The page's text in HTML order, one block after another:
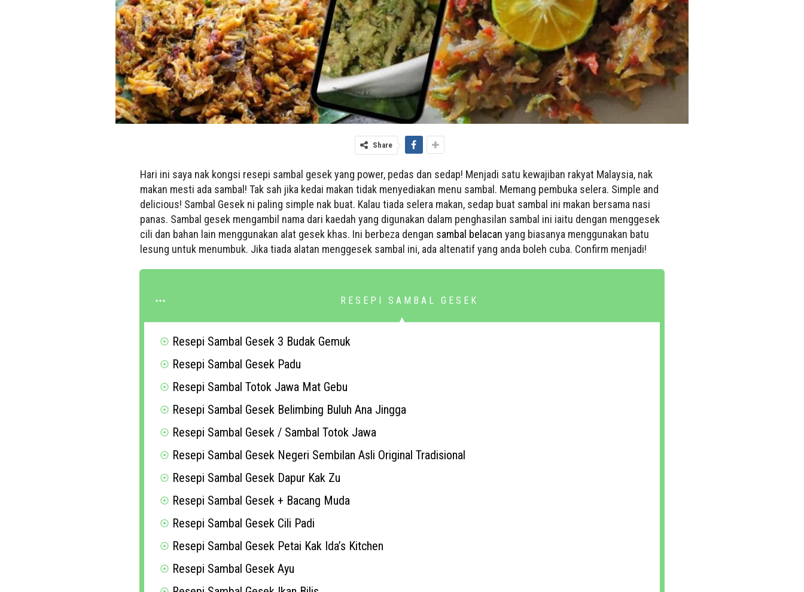
Share
Hari ini saya nak kongsi resepi sambal gesek yang power, pedas dan sedap! Menjadi satu kewajiban rakyat Malaysia, nak
makan mesti ada sambal! Tak sah jika kedai makan tidak menyediakan menu sambal. Memang pembuka selera. Simple and
delicious! Sambal Gesek ni paling simple nak buat. Kalau tiada selera makan, sedap buat sambal ini makan bersama nasi
panas. Sambal gesek mengambil nama dari kaedah yang digunakan dalam penghasilan sambal ini iaitu dengan menggesek
cili dan bahan lain menggunakan alat gesek khas. Ini berbeza dengan sambal belacan yang biasanya menggunakan batu
lesung untuk menumbuk. Jika tiada alatan menggesek sambal ini, ada altenatif yang anda boleh cuba. Confirm menjadi!
RESEPI SAMBAL GESEK
Resepi Sambal Gesek 3 Budak Gemuk
Resepi Sambal Gesek Padu
Resepi Sambal Totok Jawa Mat Gebu
Resepi Sambal Gesek Belimbing Buluh Ana Jingga
Resepi Sambal Gesek / Sambal Totok Jawa
Resepi Sambal Gesek Negeri Sembilan Asli Original Tradisional
Resepi Sambal Gesek Dapur Kak Zu
Resepi Sambal Gesek + Bacang Muda
Resepi Sambal Gesek Cili Padi
Resepi Sambal Gesek Petai Kak Ida’s Kitchen
Resepi Sambal Gesek Ayu